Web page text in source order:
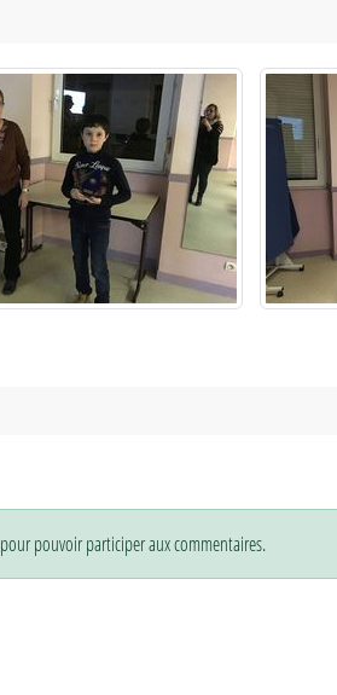
pour pouvoir participer aux commentaires.